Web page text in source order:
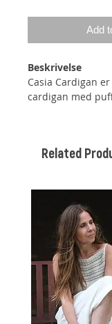
Add
Beskrivelse
Casia Cardigan
cardigan med
hjelp av ulike
kan dermed selv
på både ermer
er lett forhøyet i
vendepinner.
tiltenkt et
cm.
Størrelser
XS (S) M (L) XL
Related